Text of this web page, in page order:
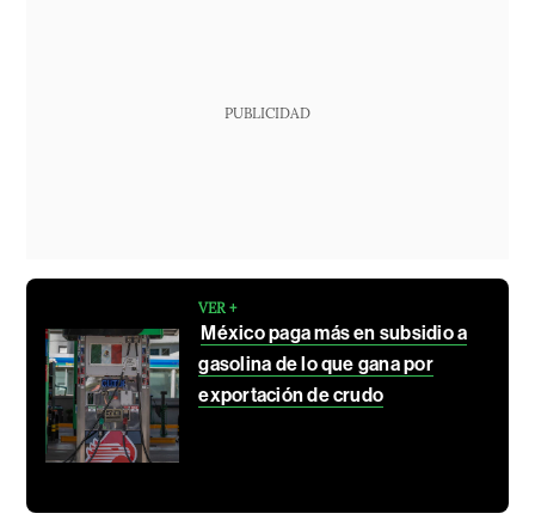
PUBLICIDAD
VER +
México paga más en subsidio a
gasolina de lo que gana por
exportación de crudo